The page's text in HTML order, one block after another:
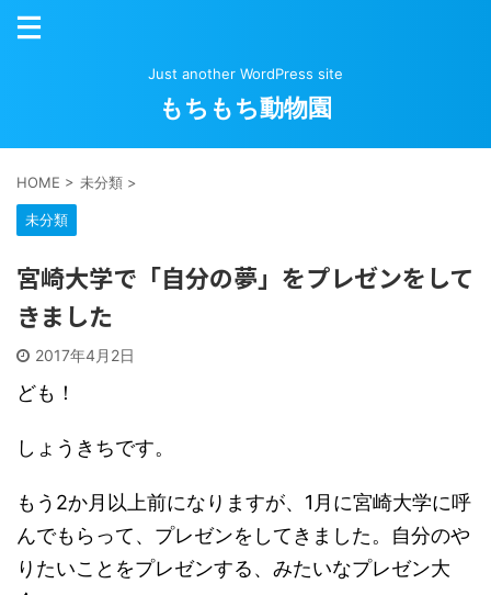
Just another WordPress site
もちもち動物園
HOME > 未分類 >
未分類
宮崎大学で「自分の夢」をプレゼンをして
きました
2017年4月2日
ども！
しょうきちです。
もう2か月以上前になりますが、1月に宮崎大学に呼
んでもらって、プレゼンをしてきました。自分のや
りたいことをプレゼンする、みたいなプレゼン大